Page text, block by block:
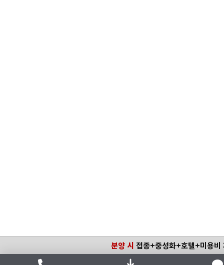
분양 시 접종+중성화+호텔+미용비